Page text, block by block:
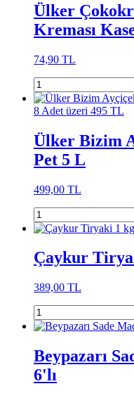
Ülker
Kreması
74,90 TL
8 Adet üzeri 495 TL
Ülker Bizim
Pet 5 L
499,00 TL
Çaykur
389,00 TL
Beypazarı
6'lı